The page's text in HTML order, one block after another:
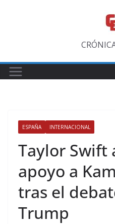
ESPAÑA INTERNACIONAL
Taylor Swift
apoyo a
tras el
Trump